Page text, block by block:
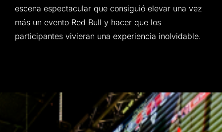
escena espectacular que consiguió elevar una vez
más un evento Red Bull y hacer que los
participantes vivieran una experiencia inolvidable.